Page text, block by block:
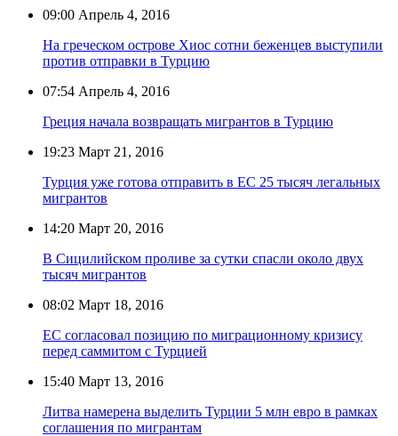
09:00 Апрель 4, 2016
На греческом острове Хиос сотни беженцев выступили
против отправки в Турцию
07:54 Апрель 4, 2016
Греция начала возвращать мигрантов в Турцию
19:23 Март 21, 2016
Турция уже готова отправить в ЕС 25 тысяч легальных
мигрантов
14:20 Март 20, 2016
В Сицилийском проливе за сутки спасли около двух
тысяч мигрантов
08:02 Март 18, 2016
ЕС согласовал позицию по миграционному кризису
перед саммитом с Турцией
15:40 Март 13, 2016
Литва намерена выделить Турции 5 млн евро в рамках
соглашения по мигрантам